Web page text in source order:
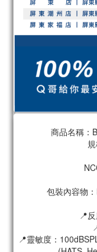
商品名稱：
包裝內容物
📍
📍靈敏度：